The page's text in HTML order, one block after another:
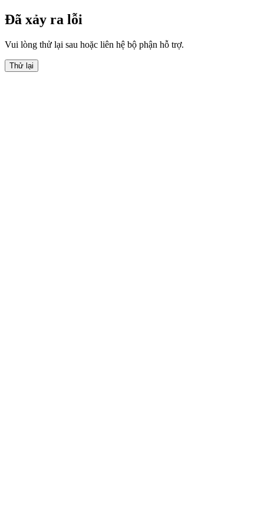
Đã xảy ra lỗi
Vui lòng thử lại sau hoặc liên hệ bộ phận hỗ trợ.
Thử lại